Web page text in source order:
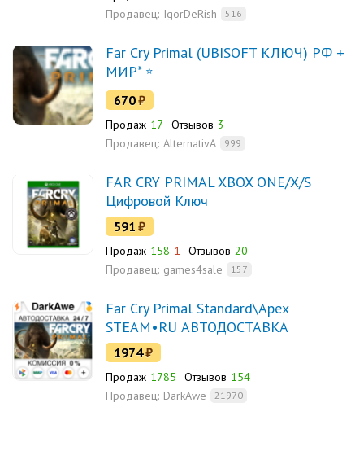
Продавец: IgorDeRish 516
Far Cry Primal (UBISOFT КЛЮЧ) РФ +
МИР*
670₽
Продаж 17 Отзывов 3
Продавец: AlternativA 999
FAR CRY PRIMAL XBOX ONE/X/S
Цифровой Ключ
591 ₽
Продаж 158 1 Отзывов 20
Продавец: games4sale 157
Far Cry Primal Standard\Apex
STEAM•RU АВТОДОСТАВКА
1974₽
Продаж 1785 Отзывов 154
Продавец: DarkAwe 21970